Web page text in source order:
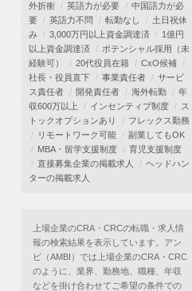
外折衝
英語力が必要
中国語力が必
要
英語力不問 転勤なし
土日祝休
み
3,000万円以上資金調達済
1億円
以上資金調達済
ポテンシャル採用（未
経験可）
20代役員在籍
CxO候補
社長・役員直下
事業責任者
サービ
ス責任者
開発責任者 海外転勤
年
収600万以上
インセンティブ制度
ス
トックオプションあり
フレックス勤務
リモートワーク可能
副業してもOK
MBA・留学支援制度
育児支援制度
直接募集企業の掲載求人
ヘッドハン
ターの掲載求人
上場企業のCRA・CRCの転職・求人情
報の検索結果を表示しています。アン
ビ（AMBI）では上場企業のCRA・CRC
のように、業界、勤務地、職種、年収
などを掛け合わせてご希望の条件での